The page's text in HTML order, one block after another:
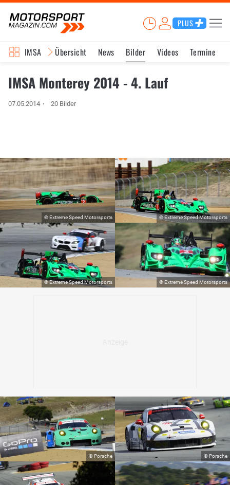
PLUS
IMSA Übersicht News Bilder Videos Termine
IMSA Monterey 2014 - 4. Lauf
07.05.2014 20 Bilder